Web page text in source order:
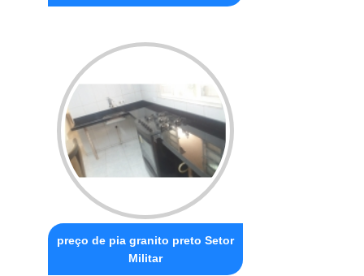
preço de pia granito preto Setor
Militar